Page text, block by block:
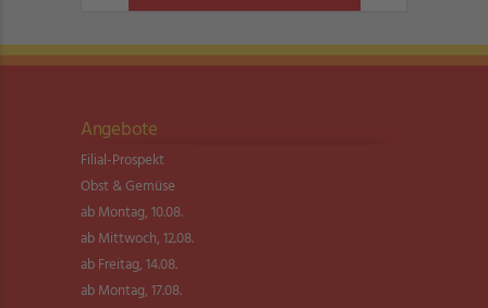
Angebote
Filial-Prospekt
Obst & Gemüse
ab Montag, 10.08.
ab Mittwoch, 12.08.
ab Freitag, 14.08.
ab Montag, 17.08.